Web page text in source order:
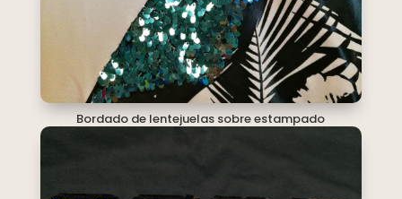
Bordado de lentejuelas sobre estampado